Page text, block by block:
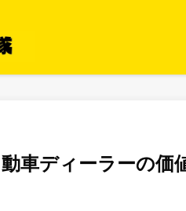
車ディーラーの価